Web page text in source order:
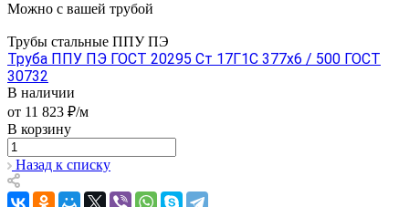
Можно с вашей трубой
Трубы стальные ППУ ПЭ
Труба ППУ ПЭ ГОСТ 20295 Ст 17Г1С 377x6 / 500 ГОСТ
30732
В наличии
от 11 823 ₽/м
В корзину
Назад к списку